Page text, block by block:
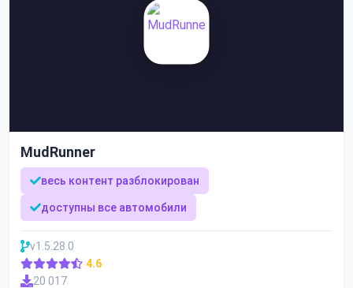
MudRunner
весь контент разблокирован
доступны все автомобили
v1.5.28.0
4.6
20 017